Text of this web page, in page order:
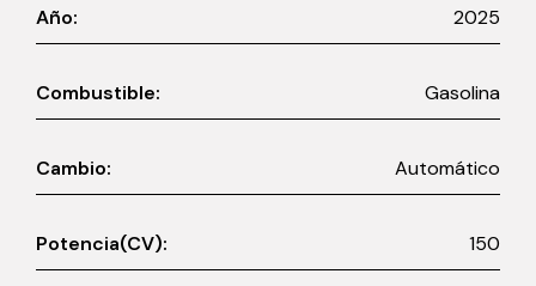
Año: 2025
Combustible: Gasolina
Cambio: Automático
Potencia(CV): 150